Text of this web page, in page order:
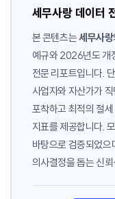
세무사랑 데이
본 콘텐츠는세무사랑
예규와 2026년도 개
전문 리포트입니다.
사업자와 자산가가
포착하고 최적의 절
지표를 제공합니다.
바탕으로 검증되었으
의사결정을 돕는 신